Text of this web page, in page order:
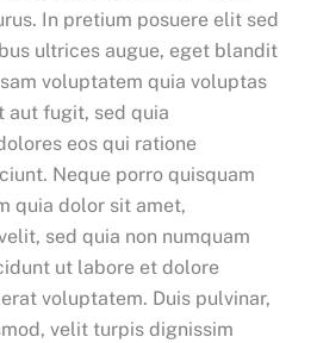
In pretium posuere elit sed
ultrices augue, eget blandit
voluptatem quia voluptas
aut fugit, sed quia
eos qui ratione
Neque porro quisquam
quia dolor sit amet,
sed quia non numquam
ut labore et dolore
voluptatem. Duis pulvinar,
velit turpis dignissim